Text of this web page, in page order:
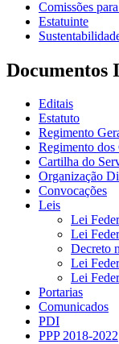
Comissões
Estatuinte
Documentos
Editais
Estatuto
Regimento
Regimento dos
Cartilha do
Organização
Convocações
Leis
Lei
Lei
Decreto
Lei
Lei
Portarias
Comunicados
PDI
PPP 2018-2022